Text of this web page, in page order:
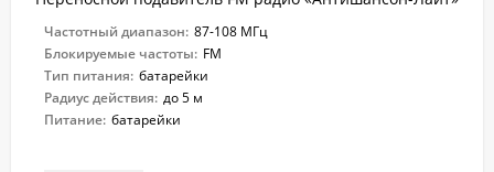
Частотный диапазон: 87-108 МГц
Блокируемые частоты: FM
Тип питания: батарейки
Радиус действия: до 5 м
Питание: батарейки